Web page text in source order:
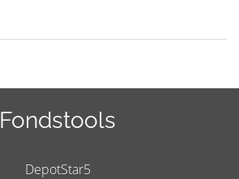
Fondstools
DepotStar5